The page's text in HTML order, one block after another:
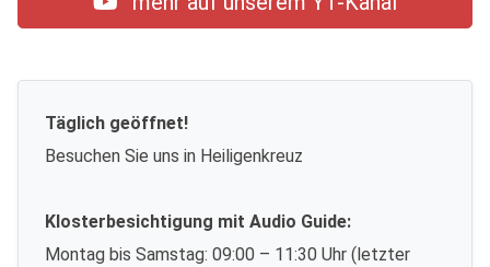
Täglich geöffnet!
Besuchen Sie uns in Heiligenkreuz
Klosterbesichtigung mit Audio Guide:
Montag bis Samstag: 09:00 – 11:30 Uhr (letzter